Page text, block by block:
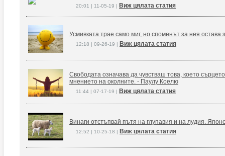
20:01 | 11-05-19 | Виж цялата статия
Усмивката трае само миг, но споменът за нея остава
12:18 | 09-26-19 | Виж цялата статия
Свободата означава да чувстваш това, което
мнението на околните. - Паулу Коелю
11:44 | 07-17-19 | Виж цялата статия
Винаги отстъпвай пътя на глупавия и на лудия.
12:52 | 10-25-18 | Виж цялата статия